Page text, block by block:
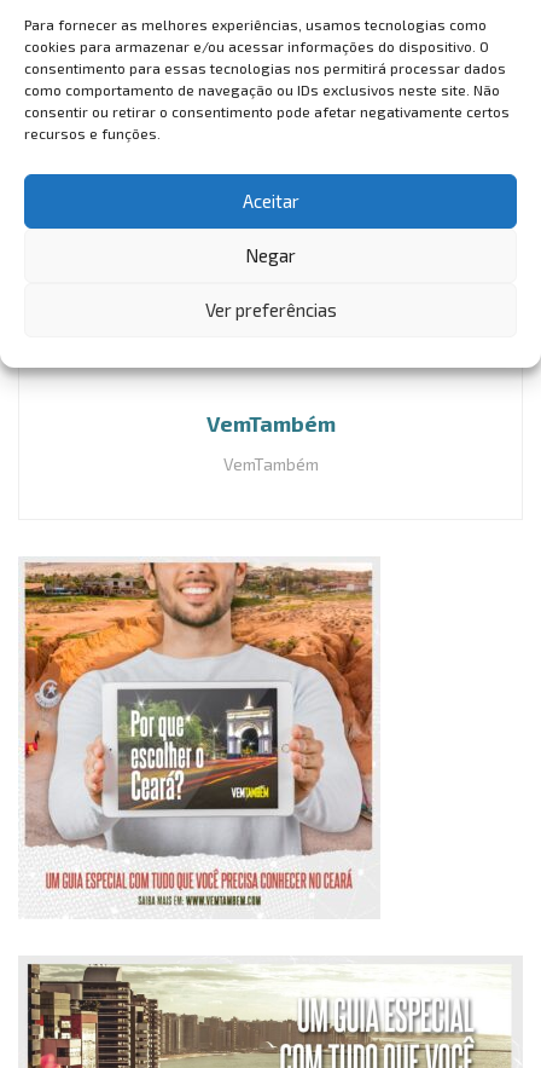
Para fornecer as melhores experiências, usamos tecnologias como
cookies para armazenar e/ou acessar informações do dispositivo. O
consentimento para essas tecnologias nos permitirá processar dados
como comportamento de navegação ou IDs exclusivos neste site. Não
consentir ou retirar o consentimento pode afetar negativamente certos
recursos e funções.
Aceitar
Negar
Ver preferências
A data simbólica foi reconhecida pelo Governo do Ceará e
está no calendário oficial do estado desde o ano de 2017.
A data, que mobiliza católicos de todo o Brasil, incentiva
também o Turismo Religioso na capital cearense.
nossa senhora de fátima
turismo religioso
VemTambém
VemTambém